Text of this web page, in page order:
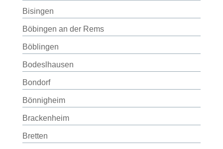
Bisingen
Böbingen an der Rems
Böblingen
Bodeslhausen
Bondorf
Bönnigheim
Brackenheim
Bretten